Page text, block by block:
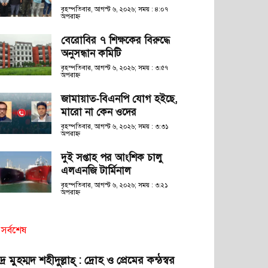
বৃহস্পতিবার, আগস্ট ৬, ২০২৬; সময় : ৪:০৭
অপরাহ্ণ
বেরোবির ৭ শিক্ষকের বিরুদ্ধে
অনুসন্ধান কমিটি
বৃহস্পতিবার, আগস্ট ৬, ২০২৬; সময় : ৩:৫৭
অপরাহ্ণ
জামায়াত-বিএনপি যোগ হইছে,
মারো না কেন ওদের
বৃহস্পতিবার, আগস্ট ৬, ২০২৬; সময় : ৩:৩১
অপরাহ্ণ
দুই সপ্তাহ পর আংশিক চালু
এলএনজি টার্মিনাল
বৃহস্পতিবার, আগস্ট ৬, ২০২৬; সময় : ৩:২১
অপরাহ্ণ
সর্বশেষ
মুহম্মদ শহীদুল্লাহ্ : দ্রোহ ও প্রেমের কন্ঠস্বর